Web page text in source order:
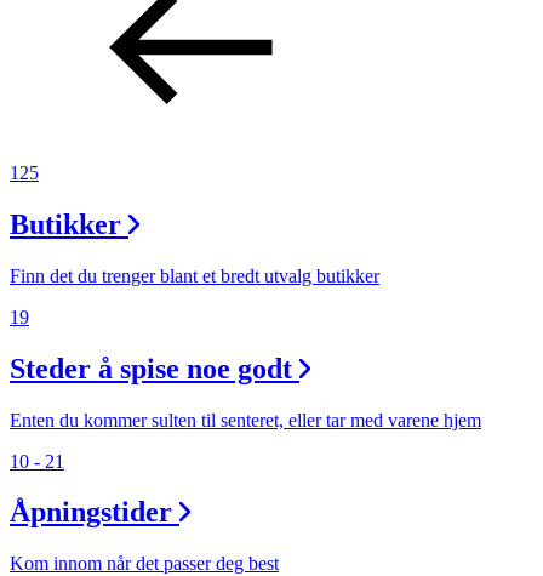
125
Butikker
Finn det du trenger blant et bredt utvalg butikker
19
Steder å spise noe godt
Enten du kommer sulten til senteret, eller tar med varene hjem
10 - 21
Åpningstider
Kom innom når det passer deg best